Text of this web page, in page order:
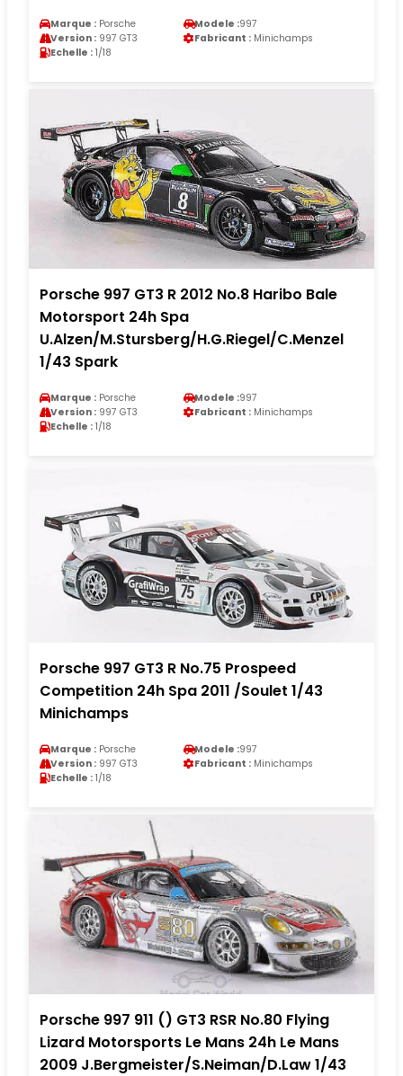
Marque : Porsche Modele :997
Version : 997 GT3 Fabricant : Minichamps
Echelle : 1/18
Porsche 997 GT3 R 2012 No.8 Haribo Bale
Motorsport 24h Spa
U.Alzen/M.Stursberg/H.G.Riegel/C.Menzel
1/43 Spark
Marque : Porsche Modele :997
Version : 997 GT3 Fabricant : Minichamps
Echelle : 1/18
Porsche 997 GT3 R No.75 Prospeed
Competition 24h Spa 2011 /Soulet 1/43
Minichamps
Marque : Porsche Modele :997
Version : 997 GT3 Fabricant : Minichamps
Echelle : 1/18
Porsche 997 911 () GT3 RSR No.80 Flying
Lizard Motorsports Le Mans 24h Le Mans
2009 J.Bergmeister/S.Neiman/D.Law 1/43